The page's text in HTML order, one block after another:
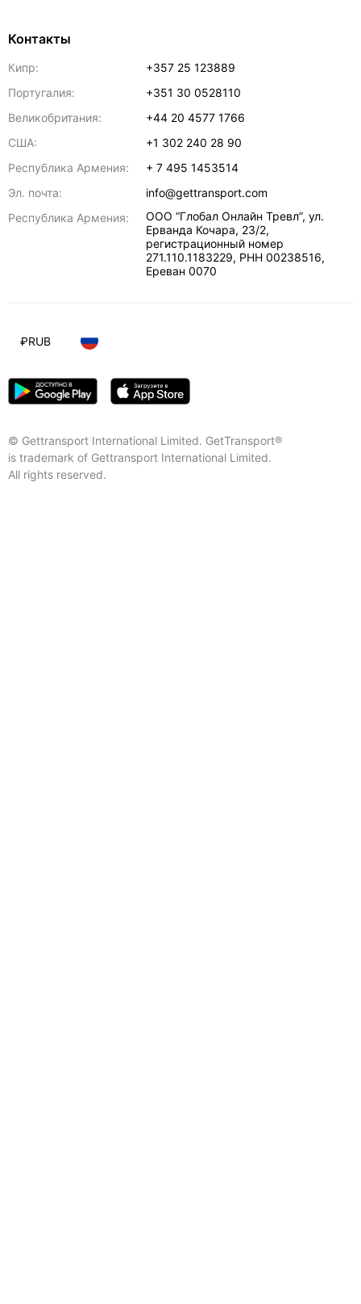
Контакты
Кипр:
+357 25 123889
Португалия:
+351 30 0528110
Великобритания:
+44 20 4577 1766
США:
+1 302 240 28 90
Республика Армения:
+ 7 495 1453514
Эл. почта:
info@gettransport.com
Республика Армения:
ООО “Глобал Онлайн Тревл”, ул.
Ерванда Кочара, 23/2,
регистрационный номер
271.110.1183229, РНН 00238516,
Ереван 0070
© Gettransport International Limited. GetTransport®
is trademark of Gettransport International Limited.
All rights reserved.
₽RUB